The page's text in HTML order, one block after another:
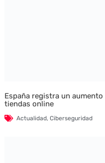
España registra un
tiendas online
Actualidad, Ciberseguridad